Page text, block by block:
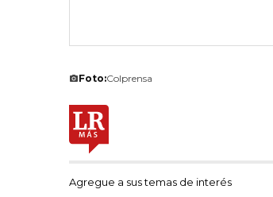
Foto:Colprensa
Agregue a sus temas de interés